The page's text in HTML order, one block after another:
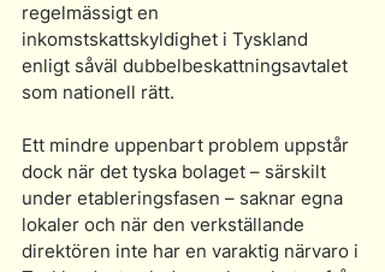
regelmässigt en
inkomstskattskyldighet i Tyskland
enligt såväl dubbelbeskattningsavtalet
som nationell rätt.
Ett mindre uppenbart problem uppstår
dock när det tyska bolaget – särskilt
under etableringsfasen – saknar egna
lokaler och när den verkställande
direktören inte har en varaktig närvaro i